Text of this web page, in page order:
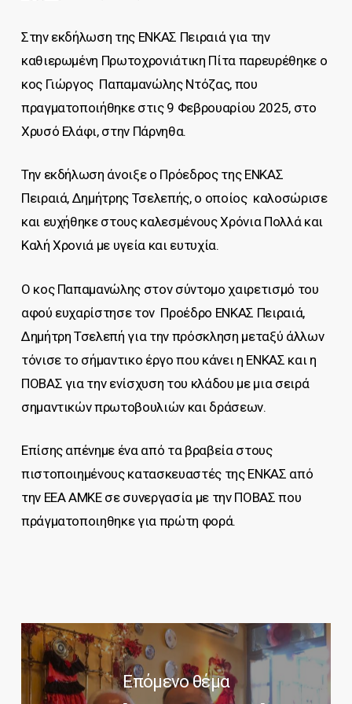
Στην εκδήλωση της ΕΝΚΑΣ Πειραιά για την
καθιερωμένη Πρωτοχρονιάτικη Πίτα παρευρέθηκε ο
κος Γιώργος Παπαμανώλης Ντόζας, που
πραγματοποιήθηκε στις 9 Φεβρουαρίου 2025, στο
Χρυσό Ελάφι, στην Πάρνηθα.
Την εκδήλωση άνοιξε ο Πρόεδρος της ΕΝΚΑΣ
Πειραιά, Δημήτρης Τσελεπής, ο οποίος καλοσώρισε
και ευχήθηκε στους καλεσμένους Χρόνια Πολλά και
Καλή Χρονιά με υγεία και ευτυχία.
Ο κος Παπαμανώλης στον σύντομο χαιρετισμό του
αφού ευχαρίστησε τον Προέδρο ΕΝΚΑΣ Πειραιά,
Δημήτρη Τσελεπή για την πρόσκληση μεταξύ άλλων
τόνισε το σήμαντικο έργο που κάνει η ΕΝΚΑΣ και η
ΠΟΒΑΣ για την ενίσχυση του κλάδου με μια σειρά
σημαντικών πρωτοβουλιών και δράσεων.
Επίσης απένημε ένα από τα βραβεία στους
πιστοποιημένους κατασκευαστές της ΕΝΚΑΣ από
την ΕΕΑ ΑΜΚΕ σε συνεργασία με την ΠΟΒΑΣ που
πράγματοποιηθηκε για πρώτη φορά.
Επόμενο θέμα